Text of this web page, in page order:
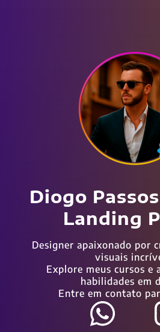
Diogo
Landing
Designer apaixonado por
visuais
Explore meus cursos e
habilidades em
Entre em contato